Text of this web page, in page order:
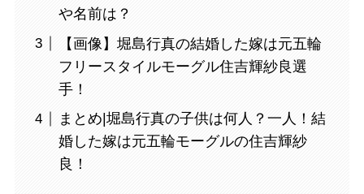
や名前は？
【画像】堀島行真の結婚した嫁は元五輪
フリースタイルモーグル住吉輝紗良選
手！
まとめ|堀島行真の子供は何人？一人！結
婚した嫁は元五輪モーグルの住吉輝紗
良！